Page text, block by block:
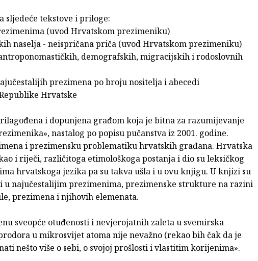
sljedeće tekstove i priloge:
(uvod Hrvatskom prezimeniku)
naselja - neispričana priča (uvod Hrvatskom prezimeniku)
demografskih, migracijskih i rodoslovnih
prezimena po broju nositelja i abecedi
Hrvatske
i dopunjena građom koja je bitna za razumijevanje
nastalog po popisu pučanstva iz 2001. godine.
i prezimensku problematiku hrvatskih građana. Hrvatska
i riječi, različitoga etimološkoga postanja i dio su leksičkog
hrvatskoga jezika pa su takva ušla i u ovu knjigu. U knjizi su
u najučestalijim prezimenima, prezimenske strukture na razini
prezimena i njihovih elemenata.
sveopće otuđenosti i nevjerojatnih zaleta u svemirska
u mikrosvijet atoma nije nevažno (rekao bih čak da je
nešto više o sebi, o svojoj prošlosti i vlastitim korijenima».